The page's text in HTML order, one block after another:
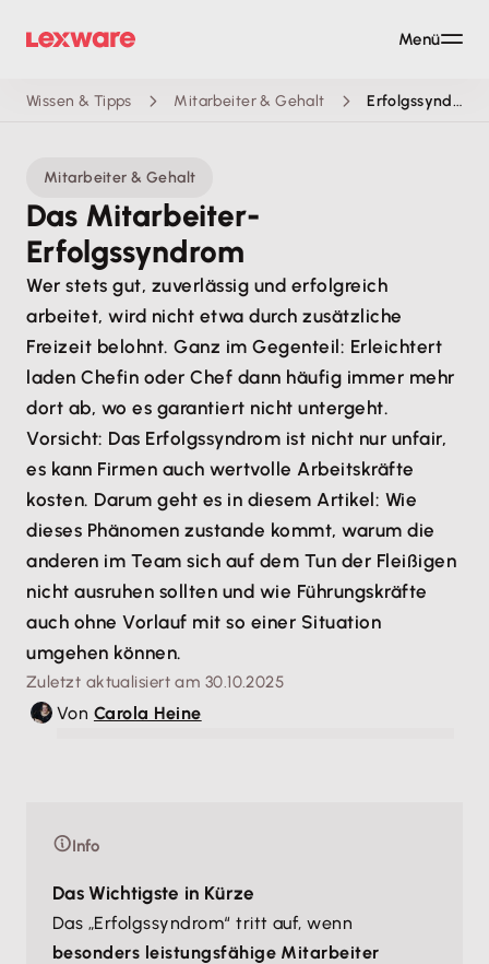
Wissen & Tipps Mitarbeiter & Gehalt Erfolgssyndrom
Mitarbeiter & Gehalt
Das Mitarbeiter-
Erfolgssyndrom
Wer stets gut, zuverlässig und erfolgreich
arbeitet, wird nicht etwa durch zusätzliche
Freizeit belohnt. Ganz im Gegenteil: Erleichtert
laden Chefin oder Chef dann häufig immer mehr
dort ab, wo es garantiert nicht untergeht.
Vorsicht: Das Erfolgssyndrom ist nicht nur unfair,
es kann Firmen auch wertvolle Arbeitskräfte
kosten. Darum geht es in diesem Artikel: Wie
dieses Phänomen zustande kommt, warum die
anderen im Team sich auf dem Tun der Fleißigen
nicht ausruhen sollten und wie Führungskräfte
auch ohne Vorlauf mit so einer Situation
umgehen können.
Zuletzt aktualisiert am 30.10.2025
Von Carola Heine
© Azeemud-Deen Jacobs/peopleimages.com - stock.adobe.com
Info
Das Wichtigste in Kürze
Das „Erfolgssyndrom“ tritt auf, wenn
besonders leistungsfähige Mitarbeiter
Menü